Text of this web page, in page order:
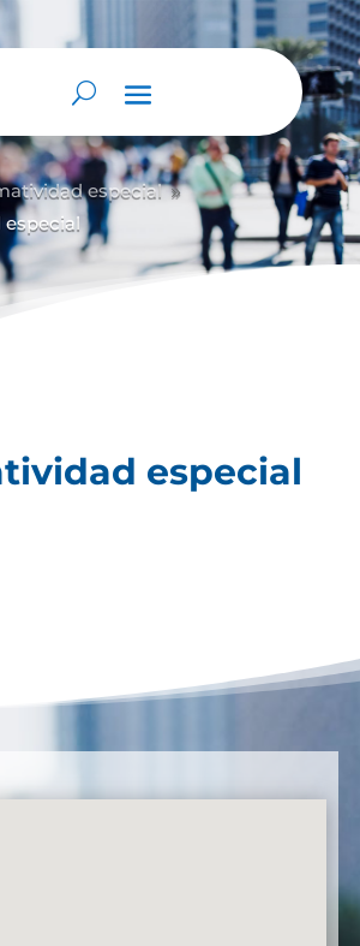
especial 9
especial